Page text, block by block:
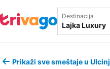
Destinacija
Prikaži sve smeštaje u Ulcinj